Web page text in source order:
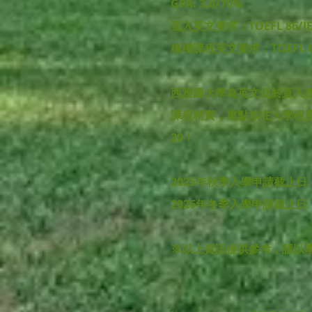
GPA: 3.0/70%
直入英文要求：TOEFL 86/
橋樑課程英文要求：
西雅圖大學為英文低於直
課程精實，重點放在大學程
20！
2025年秋季入學申請截止
2026年冬季入學申請截止日
※以上資訊僅供參考，請以